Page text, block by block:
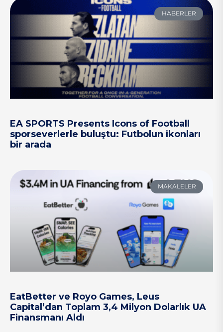
HABERLER
EA SPORTS Presents Icons of Football
sporseverlerle buluştu: Futbolun ikonları
bir arada
MAKALELER
EatBetter ve Royo Games, Leus
Capital’dan Toplam 3,4 Milyon Dolarlık UA
Finansmanı Aldı